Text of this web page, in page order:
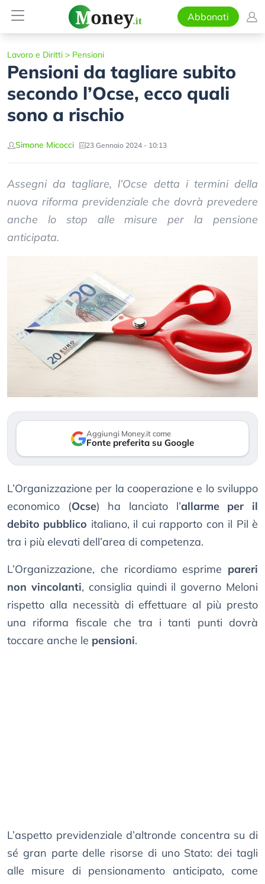
Abbonati
Lavoro e Diritti > Pensioni
Pensioni da tagliare subito
secondo l’Ocse, ecco quali
sono a rischio
Simone Micocci 23 Gennaio 2024 - 10:13
Assegni da tagliare, l’Ocse detta i termini della
nuova riforma previdenziale che dovrà prevedere
anche lo stop alle misure per la pensione
anticipata.
Aggiungi Money.it come
Fonte preferita su Google
L’Organizzazione per la cooperazione e lo sviluppo
economico (Ocse) ha lanciato l’allarme per il
debito pubblico italiano, il cui rapporto con il Pil è
tra i più elevati dell’area di competenza.
L’Organizzazione, che ricordiamo esprime pareri
non vincolanti, consiglia quindi il governo Meloni
rispetto alla necessità di effettuare al più presto
una riforma fiscale che tra i tanti punti dovrà
toccare anche le pensioni.
L’aspetto previdenziale d’altronde concentra su di
sé gran parte delle risorse di uno Stato: dei tagli
alle misure di pensionamento anticipato, come